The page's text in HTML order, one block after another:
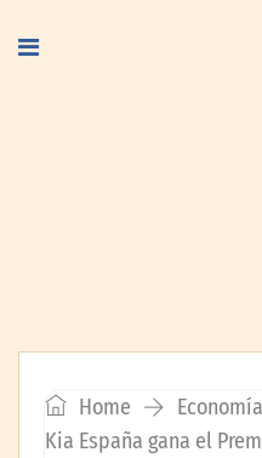
Home
Kia España gana el